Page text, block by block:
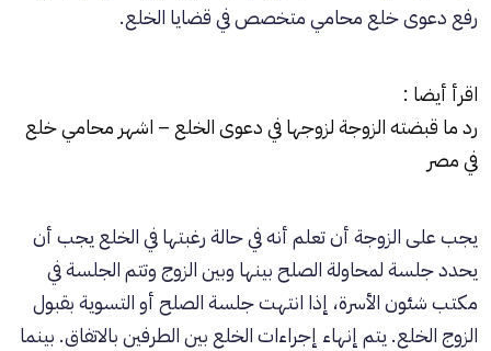
رفع دعوى خلع محامي متخصص في قضايا الخلع.
اقرأ أيضا :
رد ما قبضته الزوجة لزوجها في دعوى الخلع – اشهر محامي خلع
في مصر
يجب على الزوجة أن تعلم أنه في حالة رغبتها في الخلع يجب أن
يحدد جلسة لمحاولة الصلح بينها وبين الزوج وتتم الجلسة في
مكتب شئون الأسرة، إذا انتهت جلسة الصلح أو التسوية بقبول
الزوج الخلع. يتم إنهاء إجراءات الخلع بين الطرفين بالاتفاق. بينما